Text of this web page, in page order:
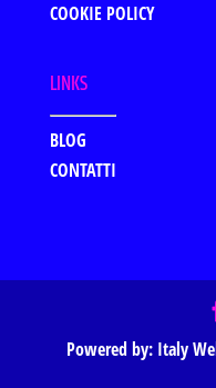
COOKIE POLICY
LINKS
BLOG
CONTATTI
Powered by: Italy